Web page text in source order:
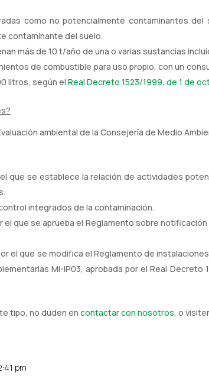
como no potencialmente contaminantes
contaminante del suelo.
más de 10 t/año de una o varias sustancias
de combustible para uso propio, con un
litros, según el Real Decreto 1523/1999, de 1 de
ambiental de la Consejería de Medio
que se establece la relación de actividades
integrados de la contaminación.
el que se aprueba el Reglamento sobre
el que se modifica el Reglamento de
MI-IP03, aprobada por el Real Decreto
tipo, no duden en contactar con nosotros, o
pm